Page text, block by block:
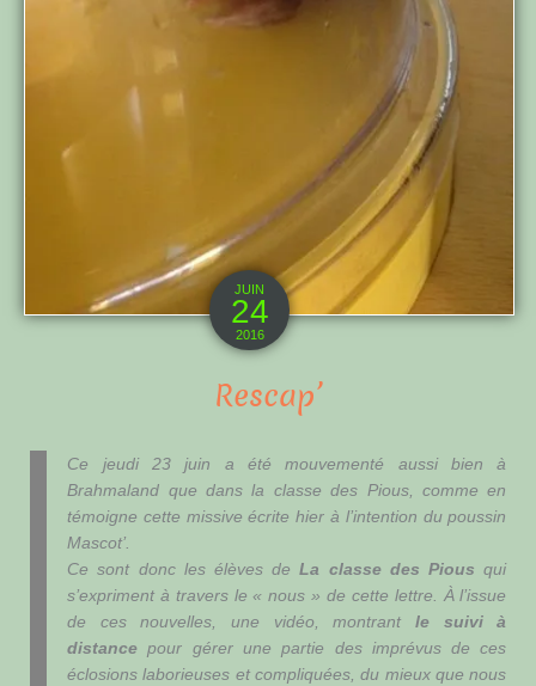
JUIN
24
2016
Rescap’
Ce jeudi 23 juin a été mouvementé aussi bien à
Brahmaland que dans la classe des Pious, comme en
témoigne cette missive écrite hier à l’intention du poussin
Mascot’.
Ce sont donc les élèves deLa classe des Pious qui
s’expriment à travers le « nous » de cette lettre. À l’issue
de ces nouvelles, une vidéo, montrantle suivi à
distance pour gérer une partie des imprévus de ces
éclosions laborieuses et compliquées, du mieux que nous